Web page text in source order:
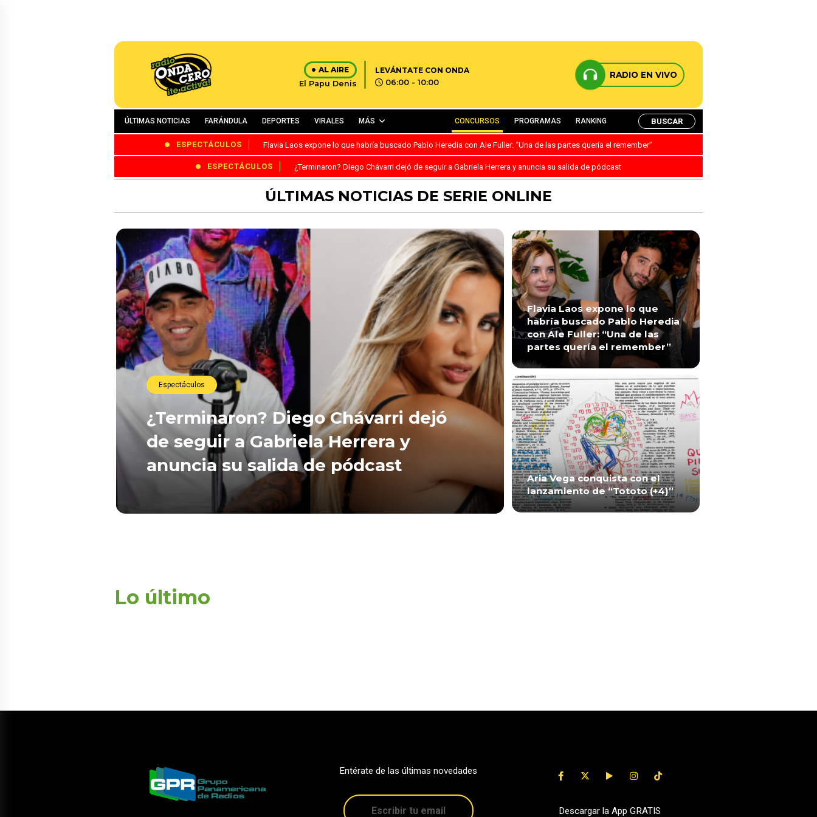
AL AIRE
El Papu Denis
LEVÁNTATE CON ONDA
06:00 - 10:00
RADIO EN VIVO
ÚLTIMAS NOTICIAS FARÁNDULA DEPORTES VIRALES MÁS CONCURSOS PROGRAMAS RANKING BUSCAR
ESPECTÁCULOS Flavia Laos expone lo que habría buscado Pablo Heredia con Ale Fuller: “Una de las partes quería el remember”
ESPECTÁCULOS ¿Terminaron? Diego Chávarri dejó de seguir a Gabriela Herrera y anuncia su salida de pódcast
ÚLTIMAS NOTICIAS DE SERIE ONLINE
Espectáculos
¿Terminaron? Diego Chávarri dejó
de seguir a Gabriela Herrera y
anuncia su salida de pódcast
Flavia Laos expone lo que
habría buscado Pablo Heredia
con Ale Fuller: “Una de las
partes quería el remember”
Aria Vega conquista con el
lanzamiento de “Tototo (+4)”
Lo último
Entérate de las últimas novedades
Descargar la App GRATIS